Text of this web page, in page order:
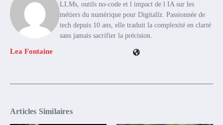
Lea Fontaine
LLMs, outils no-code et l impact de l IA sur les
métiers du numérique pour Digitallz. Passionnée de
tech depuis 10 ans, elle traduit la complexité en clarté
sans jamais sacrifier la précision.
Articles Similaires